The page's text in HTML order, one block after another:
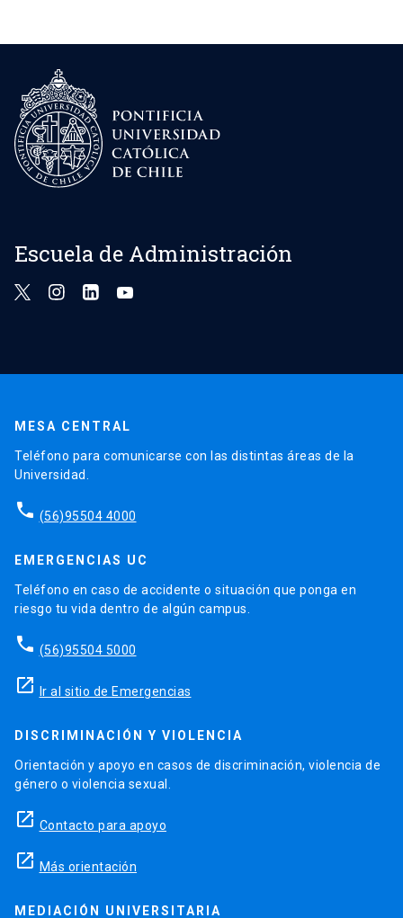
Escuela de Administración
MESA CENTRAL
Teléfono para comunicarse con las distintas áreas de la
Universidad.
phone (56)95504 4000
EMERGENCIAS UC
Teléfono en caso de accidente o situación que ponga en
riesgo tu vida dentro de algún campus.
phone (56)95504 5000
launch Ir al sitio de Emergencias
DISCRIMINACIÓN Y VIOLENCIA
Orientación y apoyo en casos de discriminación, violencia de
género o violencia sexual.
launch Contacto para apoyo
launch Más orientación
MEDIACIÓN UNIVERSITARIA